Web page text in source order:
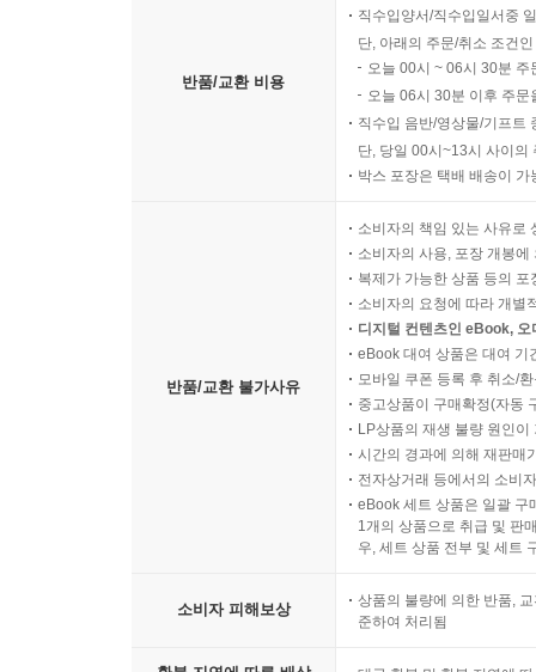
반품/교환 비용
직수입양서/직수입일서중
단, 아래의 주문/취소 조건
오늘 00시 ~ 06시 30분
오늘 06시 30분 이후 주
직수입 음반/영상물/기프트
단, 당일 00시~13시 사이의
박스 포장은 택배 배송이
반품/교환 불가사유
소비자의 책임 있는 사유로
소비자의 사용, 포장 개봉
복제가 가능한 상품 등의
소비자의 요청에 따라 개별
디지털 컨텐츠인 eBook,
eBook 대여 상품은 대여 기
모바일 쿠폰 등록 후 취소/
중고상품이 구매확정(자동
LP상품의 재생 불량 원인
시간의 경과에 의해 재판매
전자상거래 등에서의 소비
eBook 세트 상품은 일괄 구
1개의 상품으로 취급 및 판
우, 세트 상품 전부 및 세트
소비자 피해보상
상품의 불량에 의한 반품,
준하여 처리됨